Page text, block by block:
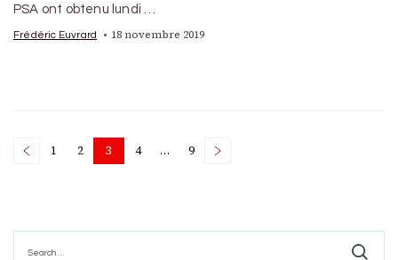
PSA ont obtenu lundi …
Frédéric Euvrard 18 novembre 2019
Posts
Page
1 Page
2 Page
3 Page
4 … Page
9
for: